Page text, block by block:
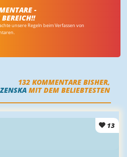
-
unsere Regeln beim Verfassen von
132 KOMMENTARE BISHER,
MIT DEM BELIEBTESTEN
13